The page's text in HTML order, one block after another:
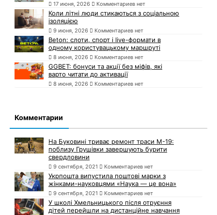
17 июня, 2026 Комментариев нет
Коли літні люди стикаються з соціальною
ізоляцією
9 июня, 2026 Комментариев нет
Beton: слоти, спорт і live-формати в
одному користувацькому маршруті
8 июня, 2026 Комментариев нет
GGBET: бонуси та акції без міфів, які
варто читати до активації
8 июня, 2026 Комментариев нет
Комментарии
На Буковині триває ремонт траси М-19:
поблизу Грушівки завершують бурити
свердловини
9 сентября, 2021 Комментариев нет
Укрпошта випустила поштові марки з
жінками-науковцями «Наука — це вона»
9 сентября, 2021 Комментариев нет
У школі Хмельницького після отруєння
дітей перейшли на дистанційне навчання